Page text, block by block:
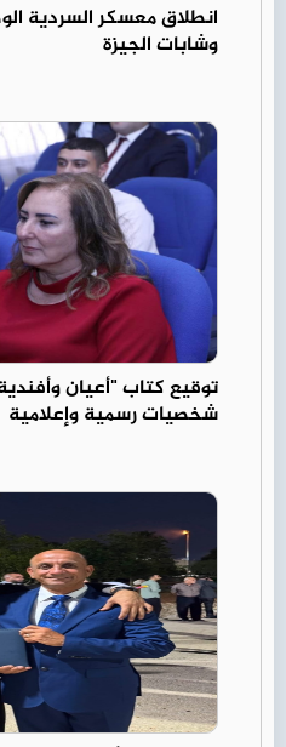
انطلاق معسكر السردية
وشابات الجيزة
توقيع كتاب "أعيان
شخصيات رسمية وإعلامية